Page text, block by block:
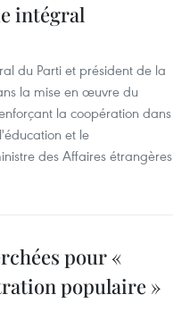
intégral
du Parti et président de la
la mise en œuvre du
la coopération dans
et le
des Affaires étrangères
pour «
populaire »